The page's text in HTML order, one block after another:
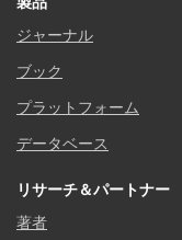
ジャーナル
ブック
プラットフォーム
データベース
リサーチ＆パートナー
著者